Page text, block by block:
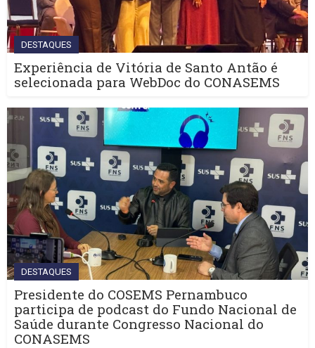
DESTAQUES
Experiência de Vitória de Santo Antão é
selecionada para WebDoc do CONASEMS
DESTAQUES
Presidente do COSEMS Pernambuco
participa de podcast do Fundo Nacional de
Saúde durante Congresso Nacional do
CONASEMS